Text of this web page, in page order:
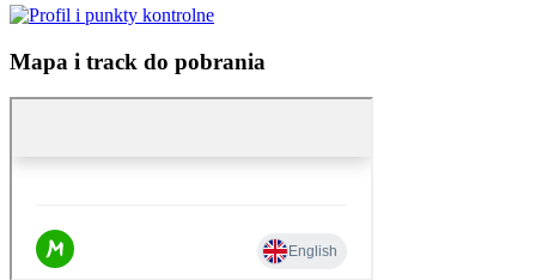
Mapa i track do pobrania